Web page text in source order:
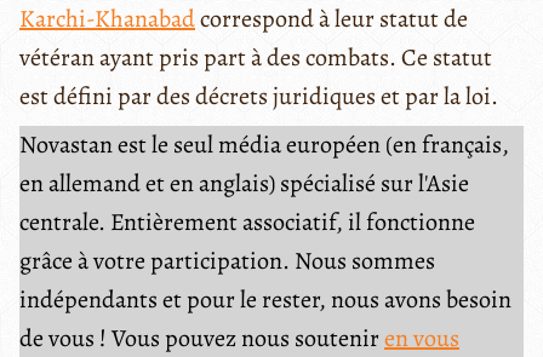
Karchi-Khanabadcorrespond à leur statut de
vétéran ayant pris part à des combats. Ce statut
est défini par des décrets juridiques et par la loi.
Novastan est le seul média européen (en français,
en allemand et en anglais) spécialisé sur l'Asie
centrale. Entièrement associatif, il fonctionne
grâce à votre participation. Nous sommes
indépendants et pour le rester, nous avons besoin
de vous ! Vous pouvez nous souteniren vous